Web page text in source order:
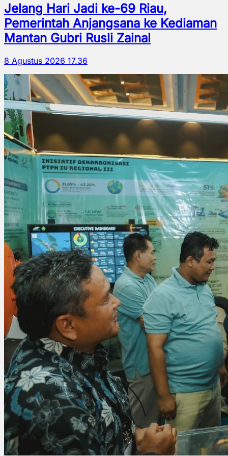
Jelang Hari Jadi ke-69 Riau,
Pemerintah Anjangsana ke Kediaman
Mantan Gubri Rusli Zainal
8 Agustus 2026 17.36